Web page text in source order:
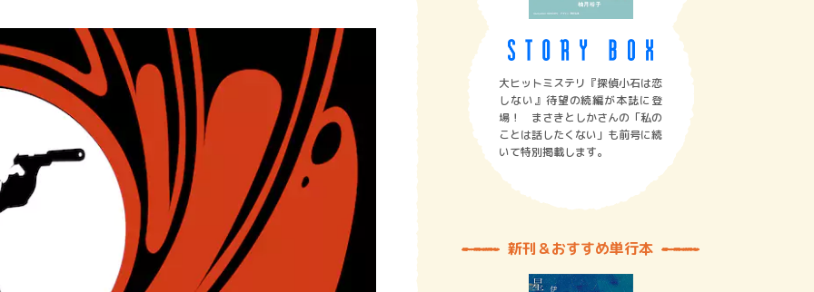
大ヒットミステリ『探偵小石は恋
しない』待望の続編が本誌に登
場！ まさきとしかさんの「私の
ことは話したくない」も前号に続
いて特別掲載します。
新刊＆おすすめ単行本